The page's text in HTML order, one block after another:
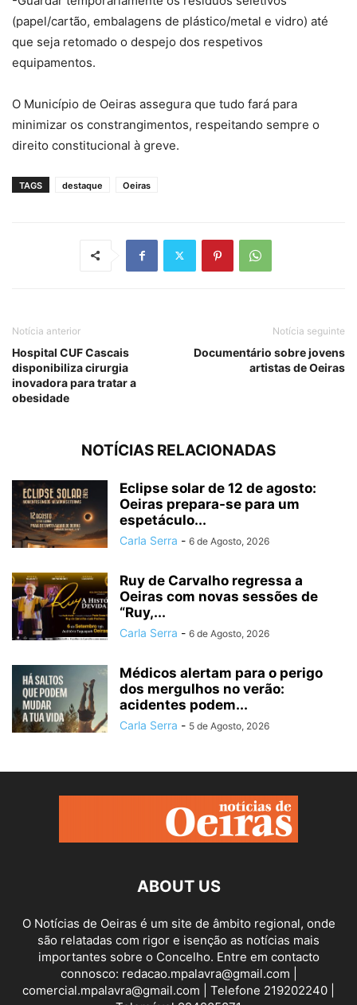
(papel/cartão, embalagens de plástico/metal e vidro) até
que seja retomado o despejo dos respetivos
equipamentos.
O Município de Oeiras assegura que tudo fará para
minimizar os constrangimentos, respeitando sempre o
direito constitucional à greve.
TAGS destaque Oeiras
Notícia anterior
Hospital CUF Cascais
disponibiliza cirurgia
inovadora para tratar a
obesidade
Notícia seguinte
Documentário sobre jovens
artistas de Oeiras
NOTÍCIAS RELACIONADAS
Eclipse solar de 12 de agosto:
Oeiras prepara-se para um
espetáculo...
Carla Serra - 6 de Agosto, 2026
Ruy de Carvalho regressa a
Oeiras com novas sessões de
“Ruy,...
Carla Serra - 6 de Agosto, 2026
Médicos alertam para o perigo
dos mergulhos no verão:
acidentes podem...
Carla Serra - 5 de Agosto, 2026
ABOUT US
O Notícias de Oeiras é um site de âmbito regional, onde
são relatadas com rigor e isenção as notícias mais
importantes sobre o Concelho. Entre em contacto
connosco: redacao.mpalavra@gmail.com |
comercial.mpalavra@gmail.com | Telefone 219202240 |